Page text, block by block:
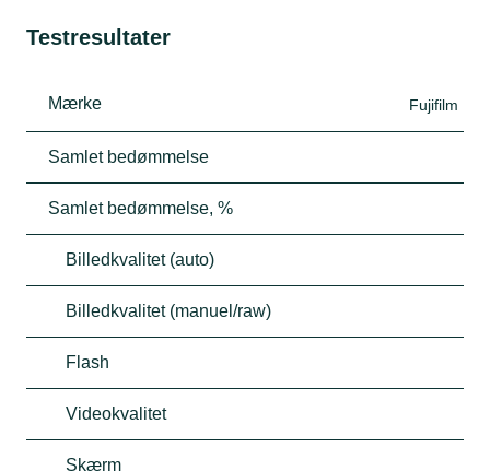
Testresultater
Mærke Fujifilm
Samlet bedømmelse
Samlet bedømmelse, %
Billedkvalitet (auto)
Billedkvalitet (manuel/raw)
Flash
Videokvalitet
Skærm